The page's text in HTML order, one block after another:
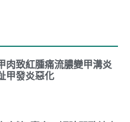
肉致紅腫痛流膿變甲溝炎
甲發炎惡化